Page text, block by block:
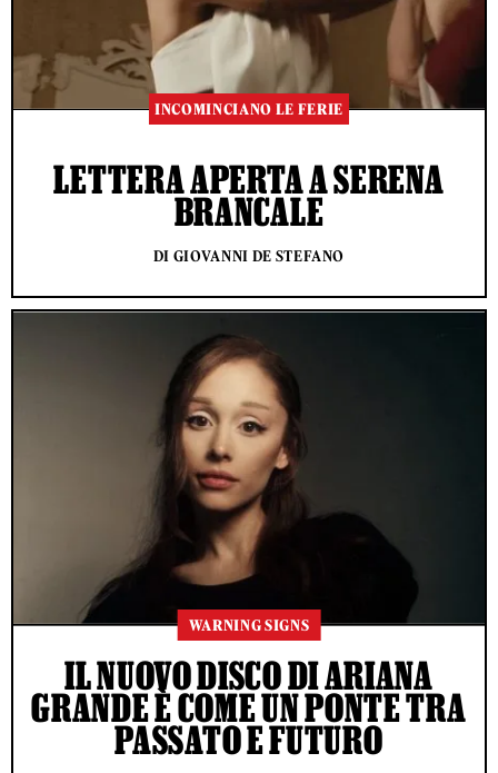
INCOMINCIANO LE FERIE
LETTERA APERTA A SERENA
BRANCALE
DI GIOVANNI DE STEFANO
WARNING SIGNS
IL NUOVO DISCO DI ARIANA
GRANDE È COME UN PONTE TRA
PASSATO E FUTURO